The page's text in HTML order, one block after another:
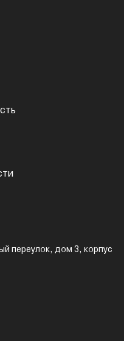
переулок, дом 3, корпус